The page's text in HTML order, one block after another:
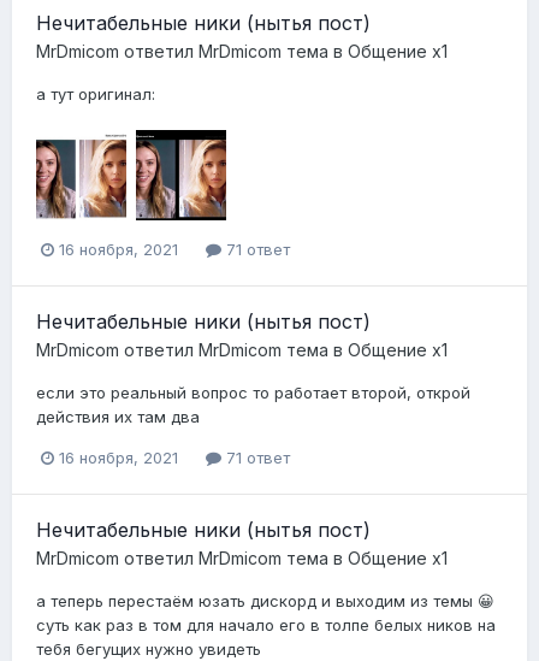
Нечитабельные ники (нытья пост)
MrDmicom ответил MrDmicom тема в Общение x1
а тут оригинал:
16 ноября, 2021 71 ответ
Нечитабельные ники (нытья пост)
MrDmicom ответил MrDmicom тема в Общение x1
если это реальный вопрос то работает второй, открой
действия их там два
16 ноября, 2021 71 ответ
Нечитабельные ники (нытья пост)
MrDmicom ответил MrDmicom тема в Общение x1
а теперь перестаём юзать дискорд и выходим из темы 😀
суть как раз в том для начало его в толпе белых ников на
тебя бегущих нужно увидеть